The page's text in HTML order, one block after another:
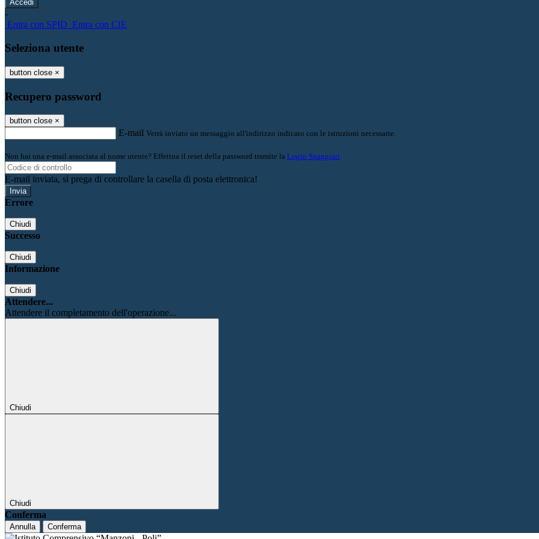
-
Entra con SPID Entra con CIE
Seleziona utente
button close ×
Recupero password
button close ×
E-mail Verrà inviato un messaggio all'indirizzo indicato con le istruzioni necessarie.
Non hai una e-mail associata al nome utente? Effettua il reset della password tramite la Login Spaggiari
E-mail inviata, si prega di controllare la casella di posta elettronica!
Errore
Chiudi
Successo
Chiudi
Informazione
Chiudi
Attendere...
Attendere il completamento dell'operazione...
Chiudi
Chiudi
Conferma
Annulla Conferma